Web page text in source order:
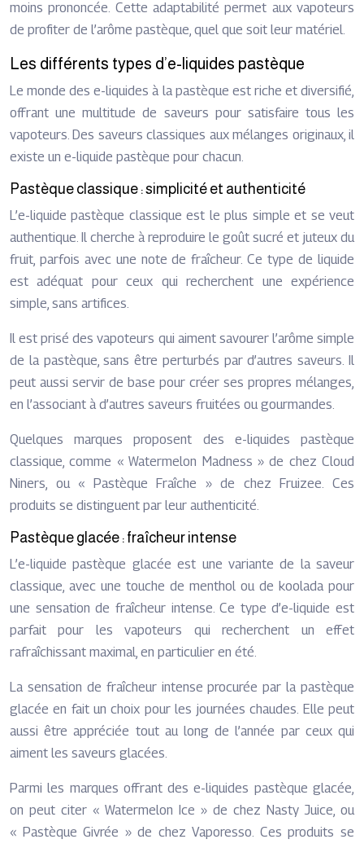
moins prononcée. Cette adaptabilité permet aux vapoteurs
de profiter de l’arôme pastèque, quel que soit leur matériel.
Les différents types d’e-liquides pastèque
Le monde des e-liquides à la pastèque est riche et diversifié,
offrant une multitude de saveurs pour satisfaire tous les
vapoteurs. Des saveurs classiques aux mélanges originaux, il
existe un e-liquide pastèque pour chacun.
Pastèque classique : simplicité et authenticité
L’e-liquide pastèque classique est le plus simple et se veut
authentique. Il cherche à reproduire le goût sucré et juteux du
fruit, parfois avec une note de fraîcheur. Ce type de liquide
est adéquat pour ceux qui recherchent une expérience
simple, sans artifices.
Il est prisé des vapoteurs qui aiment savourer l’arôme simple
de la pastèque, sans être perturbés par d’autres saveurs. Il
peut aussi servir de base pour créer ses propres mélanges,
en l’associant à d’autres saveurs fruitées ou gourmandes.
Quelques marques proposent des e-liquides pastèque
classique, comme « Watermelon Madness » de chez Cloud
Niners, ou « Pastèque Fraîche » de chez Fruizee. Ces
produits se distinguent par leur authenticité.
Pastèque glacée : fraîcheur intense
L’e-liquide pastèque glacée est une variante de la saveur
classique, avec une touche de menthol ou de koolada pour
une sensation de fraîcheur intense. Ce type d’e-liquide est
parfait pour les vapoteurs qui recherchent un effet
rafraîchissant maximal, en particulier en été.
La sensation de fraîcheur intense procurée par la pastèque
glacée en fait un choix pour les journées chaudes. Elle peut
aussi être appréciée tout au long de l’année par ceux qui
aiment les saveurs glacées.
Parmi les marques offrant des e-liquides pastèque glacée,
on peut citer « Watermelon Ice » de chez Nasty Juice, ou
« Pastèque Givrée » de chez Vaporesso. Ces produits se